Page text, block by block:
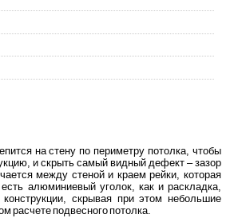
на стену по периметру потолка, чтобы
и скрыть самый видный дефект – зазор
между стеной и краем рейки, которая
есть алюминиевый уголок, как и раскладка,
конструкции, скрывая при этом небольшие
расчете подвесного потолка.